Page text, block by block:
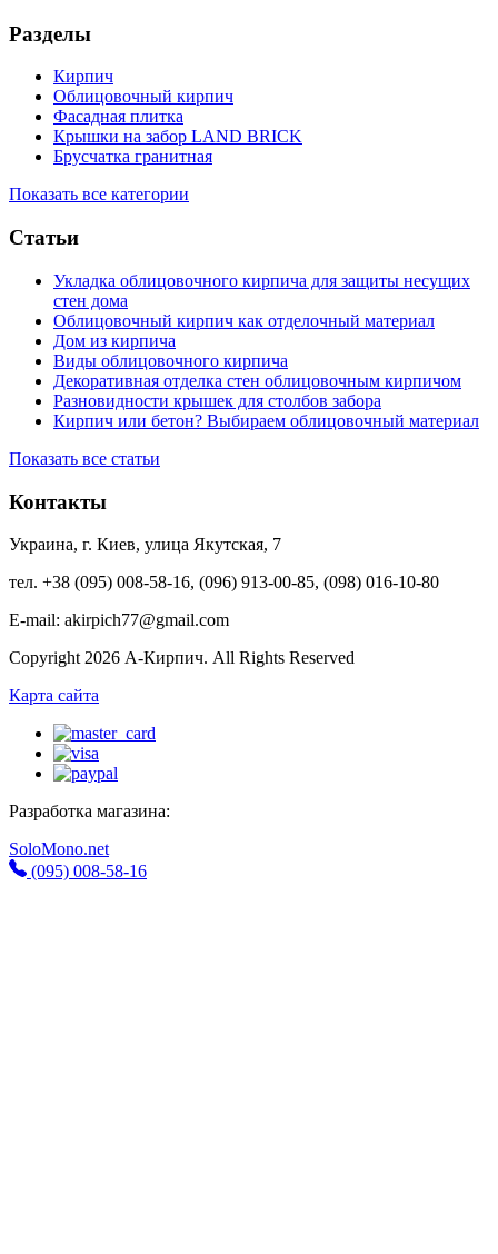
Разделы
Кирпич
Облицовочный кирпич
Фасадная плитка
Крышки на забор LAND BRICK
Брусчатка гранитная
Показать все категории
Статьи
Укладка облицовочного кирпича для защиты несущих
стен дома
Облицовочный кирпич как отделочный материал
Дом из кирпича
Виды облицовочного кирпича
Декоративная отделка стен облицовочным кирпичом
Разновидности крышек для столбов забора
Кирпич или бетон? Выбираем облицовочный материал
Показать все статьи
Контакты
Украина, г. Киев, улица Якутская, 7
тел. +38 (095) 008-58-16, (096) 913-00-85, (098) 016-10-80
E-mail: akirpich77@gmail.com
Copyright 2026 А-Кирпич. All Rights Reserved
Карта сайта
Разработка магазина:
SoloMono.net
(095) 008-58-16